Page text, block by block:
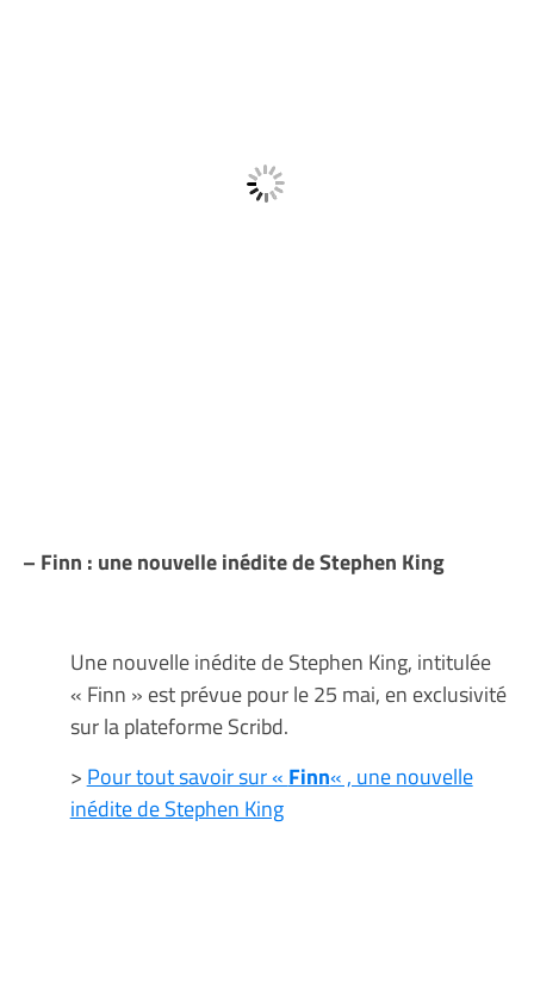
– Finn : une nouvelle inédite de Stephen King
Une nouvelle inédite de Stephen King, intitulée
« Finn » est prévue pour le 25 mai, en exclusivité
sur la plateforme Scribd.
> Pour tout savoir sur « Finn« , une nouvelle
inédite de Stephen King